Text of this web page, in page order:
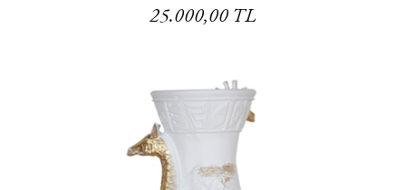
25.000,00 TL